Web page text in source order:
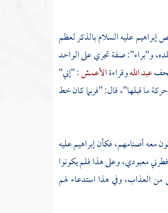
إبراهيمعليه السلام بالذكر لعظم
و"براء": صفة تجري على الواحد
عبد اللهوقراءةالأعمش: "إني"
ما قبلها"، قال: "فربما كان خط
معه أصنامهم، فكأنإبراهيمعليه
معبودي، وعلى هذا فلم يكونوا
من العذاب، وفي هذا استدعاء لهم